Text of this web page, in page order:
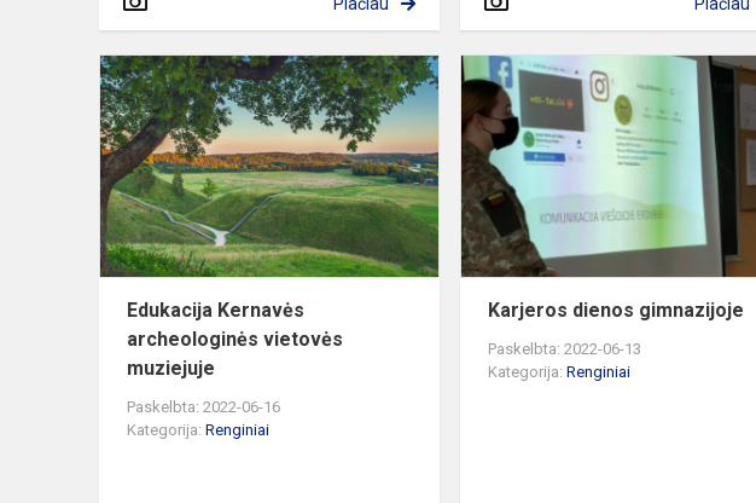
Edukacija
Kernavės
archeologinės
vietovės
muziejuje
Edukacija Kernavės
archeologinės vietovės
muziejuje
Paskelbta: 2022-06-16
Kategorija: Renginiai
Karjeros dienos gimnazijoje
Paskelbta: 2022-06-13
Kategorija:Renginiai